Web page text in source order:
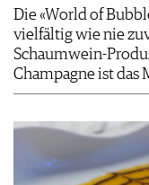
Die «World of
vielfältig wie nie
Schaumwein-
Champagne ist das